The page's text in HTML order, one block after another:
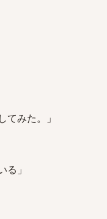
てみた。」
る」